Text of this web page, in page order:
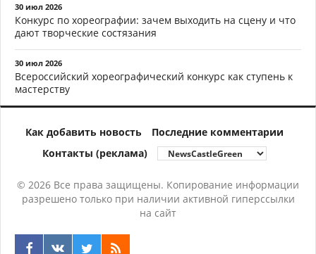
30 июл 2026
Конкурс по хореографии: зачем выходить на сцену и что
дают творческие состязания
30 июл 2026
Всероссийский хореографический конкурс как ступень к
мастерству
Как добавить новость
Последние комментарии
Контакты (реклама)
© 2026 Все права защищены. Копирование информации
разрешено только при наличии активной гиперссылки
на сайт